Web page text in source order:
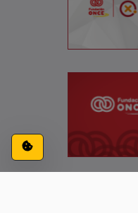
Configuración de